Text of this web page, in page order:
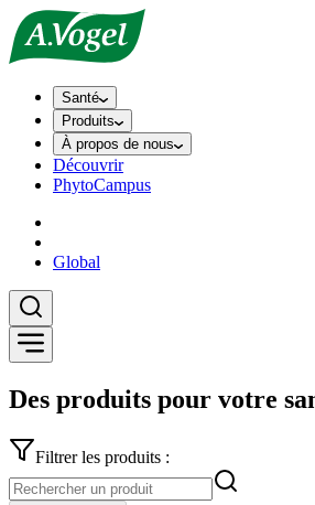
Santé
Produits
À propos de nous
Découvrir
PhytoCampus
Global
Des produits pour votre
Filtrer les produits :